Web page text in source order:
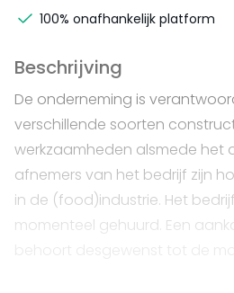
100% onafhankelijk platform
Beschrijving
De onderneming is
verschillende soorten
werkzaamheden alsmede het
afnemers van het bedrijf zijn
in de (food)industrie. Het
momenteel gehuurd. Een